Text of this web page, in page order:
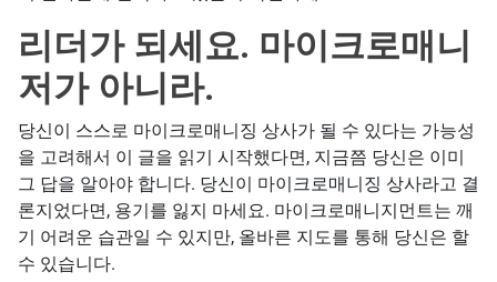
리더가 되세요. 마이크로매니
저가 아니라.
당신이 스스로 마이크로매니징 상사가 될 수 있다는 가능성
을 고려해서 이 글을 읽기 시작했다면, 지금쯤 당신은 이미
그 답을 알아야 합니다. 당신이 마이크로매니징 상사라고 결
론지었다면, 용기를 잃지 마세요. 마이크로매니지먼트는 깨
기 어려운 습관일 수 있지만, 올바른 지도를 통해 당신은 할
수 있습니다.